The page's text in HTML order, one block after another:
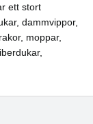
ett stort
dammvippor,
moppar,